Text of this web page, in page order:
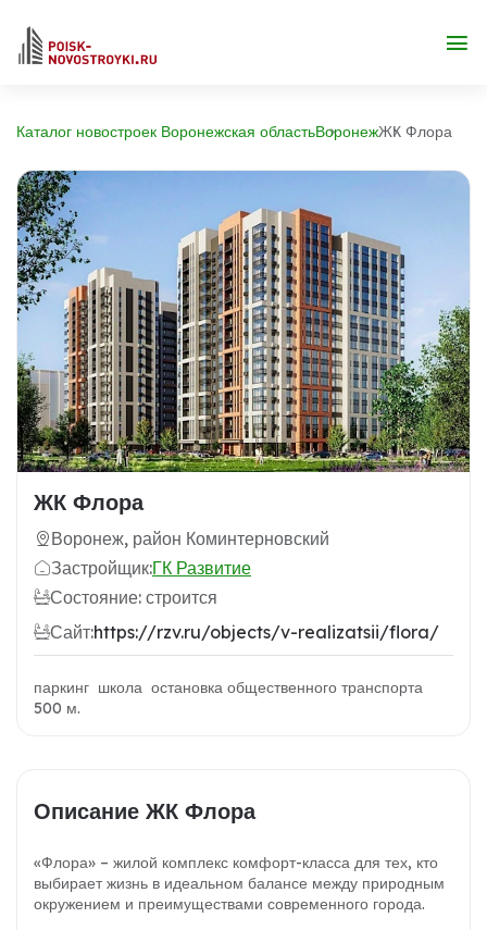
Каталог новостроек Воронежская областьВоронежЖК Флора
ЖК Флора
Воронеж, район Коминтерновский
Застройщик:ГК Развитие
Состояние: строится
Сайт:https://rzv.ru/objects/v-realizatsii/flora/
паркинг школа остановка общественного транспорта
500 м.
Описание ЖК Флора
«Флора» – жилой комплекс комфорт-класса для тех, кто
выбирает жизнь в идеальном балансе между природным
окружением и преимуществами современного города.